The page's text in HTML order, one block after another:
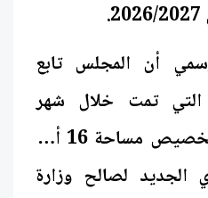
أن المجلس تابع
التي تمت خلال شهر
يونيو، للاستفادة من تخصيص مساحة 16 ألف
الجديد لصالح وزارة